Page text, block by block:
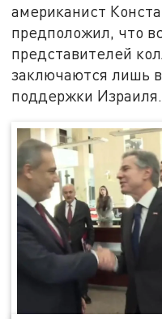
американист
предположил, что
представителей
заключаются лишь
поддержки Израиля.